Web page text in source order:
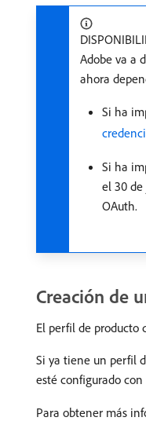
Adobe va a
ahora
Si ha
Si ha
el 30
OAuth.
Creación de
El perfil de producto
Si ya tiene un perfil
esté configurado
Para obtener más